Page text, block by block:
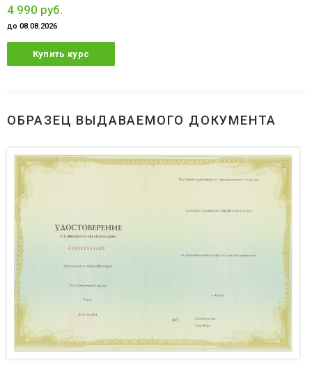
4 990 руб.
до 08.08.2026
Купить курс
ОБРАЗЕЦ ВЫДАВАЕМОГО ДОКУМЕНТА